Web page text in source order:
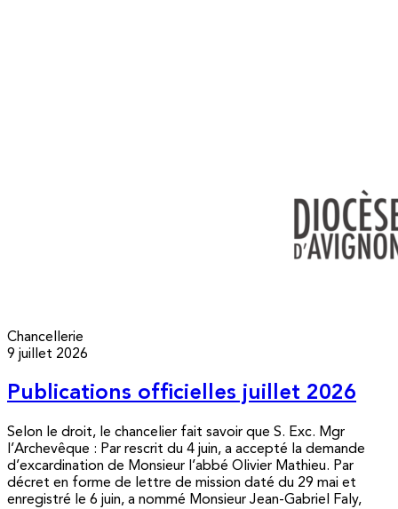
Chancellerie
9 juillet 2026
Publications officielles juillet 2026
Selon le droit, le chancelier fait savoir que S. Exc. Mgr
l’Archevêque : Par rescrit du 4 juin, a accepté la demande
d’excardination de Monsieur l’abbé Olivier Mathieu. Par
décret en forme de lettre de mission daté du 29 mai et
enregistré le 6 juin, a nommé Monsieur Jean-Gabriel Faly,